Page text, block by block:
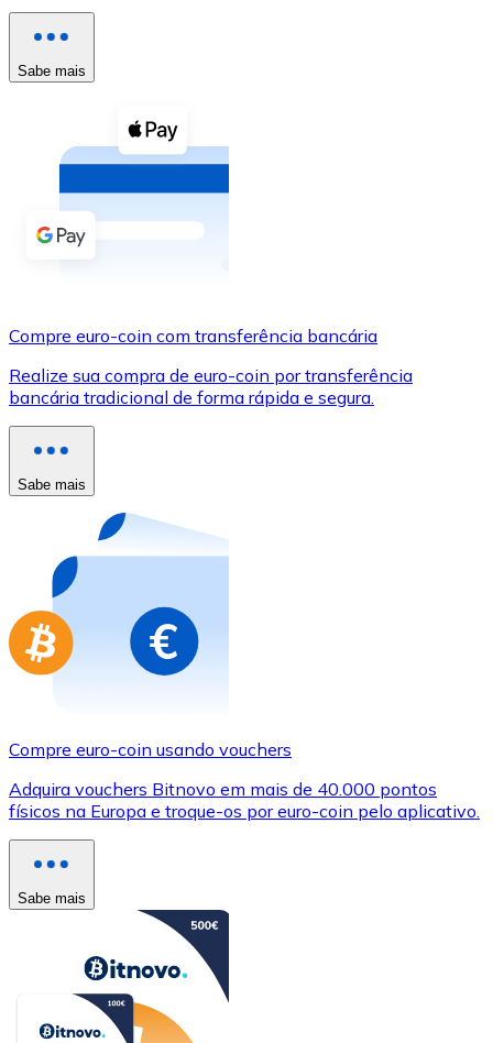
Ver tudo
Cupons cripto
Compre criptomoedas com dinheiro e outros
Comprar com dinheiro
Transferência SEPA
Use cartões Visa e Mastercard para comprar
Comprar com cartão
Compre cartões-presente das suas marcas favoritas
Ir para a loja de cartões-presente
Sabe mais
Compre euro-coin com transferência bancária
Realize sua compra de euro-coin por transferência
bancária tradicional de forma rápida e segura.
Sabe mais
Compre euro-coin usando vouchers
Adquira vouchers Bitnovo em mais de 40.000 pontos
físicos na Europa e troque-os por euro-coin pelo aplicativo.
Sabe mais